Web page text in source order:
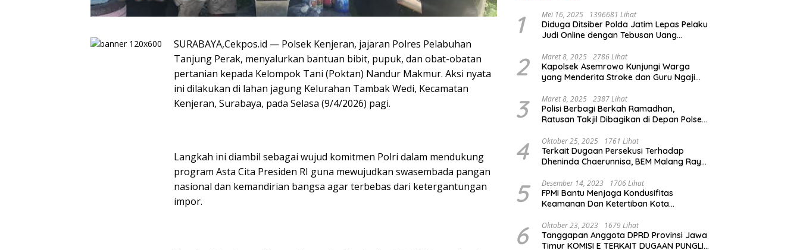
SURABAYA,Cekpos.id — Polsek Kenjeran, jajaran Polres Pelabuhan
Tanjung Perak, menyalurkan bantuan bibit, pupuk, dan obat-obatan
pertanian kepada Kelompok Tani (Poktan) Nandur Makmur. Aksi nyata
ini dilakukan di lahan jagung Kelurahan Tambak Wedi, Kecamatan
Kenjeran, Surabaya, pada Selasa (9/4/2026) pagi.
Langkah ini diambil sebagai wujud komitmen Polri dalam mendukung
program Asta Cita Presiden RI guna mewujudkan swasembada pangan
nasional dan kemandirian bangsa agar terbebas dari ketergantungan
impor.
1 Mei 16, 2025 1396681 Lihat
Diduga Ditsiber Polda Jatim Lepas Pelaku
Judi Online dengan Tebusan Uang
2 Maret 8, 2025 2786 Lihat
Kapolsek Asemrowo Kunjungi Warga
yang Menderita Stroke dan Guru Ngaji
3 Maret 8, 2025 2387 Lihat
Polisi Berbagi Berkah Ramadhan,
Ratusan Takjil Dibagikan di Depan Polsek
4 Oktober 25, 2025 1761 Lihat
Terkait Dugaan Persekusi Terhadap
Dheninda Chaerunnisa, BEM Malang Raya
5 Desember 14, 2023 1706 Lihat
FPMI Bantu Menjaga Kondusifitas
Keamanan Dan Ketertiban Kota
6 Oktober 23, 2023 1679 Lihat
Tanggapan Anggota DPRD Provinsi Jawa
Timur KOMISI E TERKAIT DUGAAN PUNGLI